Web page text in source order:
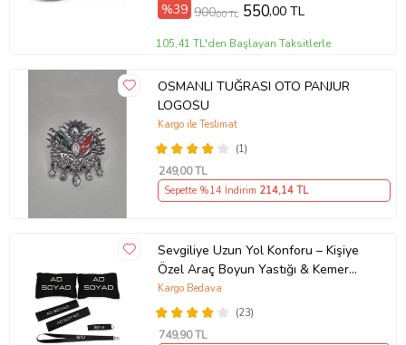
%39 900,00 TL 550,00 TL
105,41 TL'den Başlayan Taksitlerle
OSMANLI TUĞRASI OTO PANJUR
LOGOSU
(1)
Kargo ile Teslimat
249,00 TL
Sepette %14 İndirim 214,14 TL
Sevgiliye Uzun Yol Konforu – Kişiye
Özel Araç Boyun Yastığı & Kemer
Pedi Hediye Seti
(23)
Kargo Bedava
749,90 TL